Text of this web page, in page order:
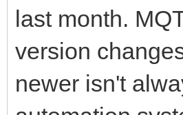
last month.
version
newer isn't